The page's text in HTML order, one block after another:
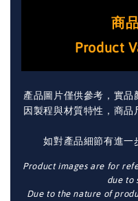
商
Product
產品圖片僅供參考，實品
因製程與材質特性，商品
如對產品細節有進一
Product images are for
due to
Due to the nature of